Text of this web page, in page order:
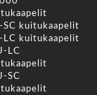
SC kuitukaapelit
LC kuitukaapelit
LC
SC